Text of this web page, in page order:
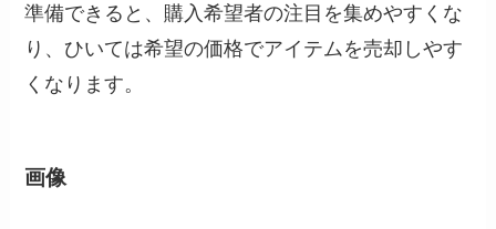
準備できると、購入希望者の注目を集めやすくな
り、ひいては希望の価格でアイテムを売却しやす
くなります。
画像